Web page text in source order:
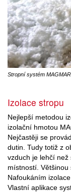
Stropní systém
Izolace stropu
Nejlepší metodou
izolační hmotou
Nejčastěji se
dutin. Tudy totiž z
vzduch je lehčí než
místností. Většinou
Nafoukáním
Vlastní aplikace